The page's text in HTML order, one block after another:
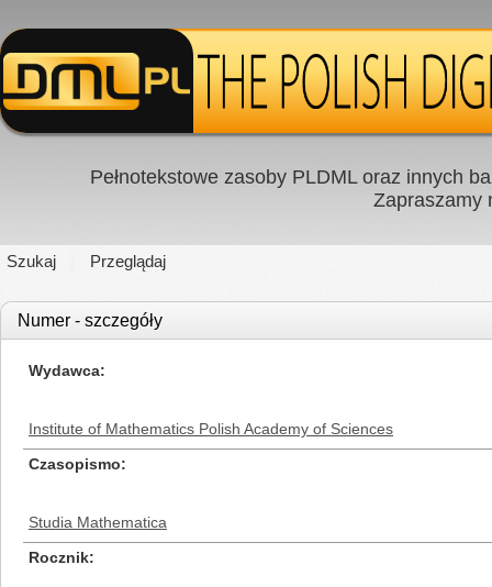
Pełnotekstowe zasoby PLDML oraz innych
Zapraszamy
Szukaj Przeglądaj
Numer - szczegóły
Wydawca
Institute of Mathematics Polish Academy of Sciences
Czasopismo
Studia Mathematica
Rocznik